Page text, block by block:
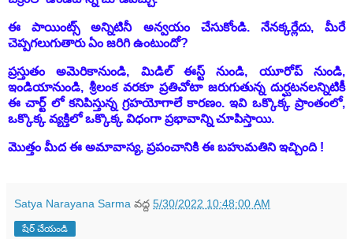
ఈ పాయింట్స్ అన్నిటినీ అన్వయం చేసుకోండి. నేనక్కర్లేదు, మీరే
చెప్పగలుగుతారు ఏం జరిగి ఉంటుందో?
ప్రస్తుతం అమెరికానుండి, మిడిల్ ఈస్ట్ నుండి, యూరోప్ నుండి,
ఇండియానుండి, శ్రీలంక వరకూ ప్రతిచోటా జరుగుతున్న దుర్ఘటనలన్నిటికీ
ఈ చార్ట్ లో కనిపిస్తున్న గ్రహయోగాలే కారణం. ఇవి ఒక్కొక్క ప్రాంతంలో,
ఒక్కొక్క వ్యక్తిలో ఒక్కొక్క విధంగా ప్రభావాన్ని చూపిస్తాయి.
మొత్తం మీద ఈ అమావాస్య, ప్రపంచానికి ఈ బహుమతిని ఇచ్చింది !
Satya Narayana Sarma వద్ద 5/30/2022 10:48:00 AM
షేర్ చేయండి